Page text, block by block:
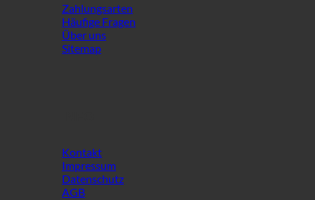
Zahlungsarten
Häufige Fragen
Über uns
Sitemap
Kontakt
Impressum
Datenschutz
AGB